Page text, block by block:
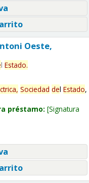
Oeste,
l Estado.
Sociedad del Estado,
préstamo: Signatura